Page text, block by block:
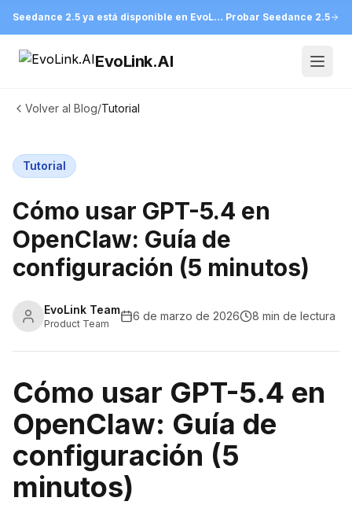
Seedance 2.5 ya está disponible en EvoLink Probar Seedance 2.5
EvoLink.AI
Volver al Blog/Tutorial
Tutorial
Cómo usar GPT-5.4 en
OpenClaw: Guía de
configuración (5 minutos)
EvoLink Team
Product Team
6 de marzo de 2026 8 min de lectura
Cómo usar GPT-5.4 en
OpenClaw: Guía de
configuración (5
minutos)